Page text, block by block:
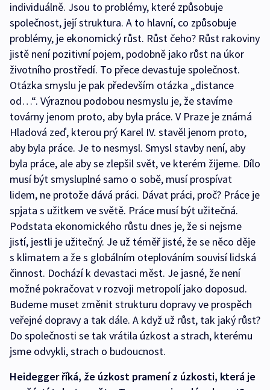
individuálně. Jsou to problémy, které způsobuje
společnost, její struktura. A to hlavní, co způsobuje
problémy, je ekonomický růst. Růst čeho? Růst rakoviny
jistě není pozitivní pojem, podobně jako růst na úkor
životního prostředí. To přece devastuje společnost.
Otázka smyslu je pak především otázka „distance
od…“. Výraznou podobou nesmyslu je, že stavíme
továrny jenom proto, aby byla práce. V Praze je známá
Hladová zeď, kterou prý Karel IV. stavěl jenom proto,
aby byla práce. Je to nesmysl. Smysl stavby není, aby
byla práce, ale aby se zlepšil svět, ve kterém žijeme. Dílo
musí být smysluplné samo o sobě, musí prospívat
lidem, ne protože dává práci. Dávat práci, proč? Práce je
spjata s užitkem ve světě. Práce musí být užitečná.
Podstata ekonomického růstu dnes je, že si nejsme
jistí, jestli je užitečný. Je už téměř jisté, že se něco děje
s klimatem a že s globálním oteplováním souvisí lidská
činnost. Dochází k devastaci měst. Je jasné, že není
možné pokračovat v rozvoji metropolí jako doposud.
Budeme muset změnit strukturu dopravy ve prospěch
veřejné dopravy a tak dále. A když už růst, tak jaký růst?
Do společnosti se tak vrátila úzkost a strach, kterému
jsme odvykli, strach o budoucnost.
Heidegger říká, že úzkost pramení z úzkosti, která je